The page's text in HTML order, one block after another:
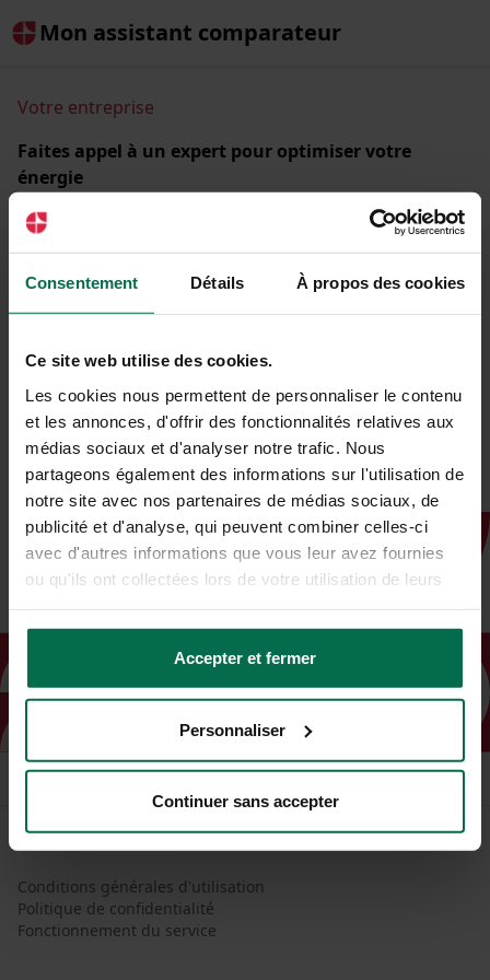
Consentement Détails À propos des cookies
Ce site web utilise des cookies.
Les cookies nous permettent de personnaliser le contenu
et les annonces, d'offrir des fonctionnalités relatives aux
médias sociaux et d'analyser notre trafic. Nous
partageons également des informations sur l'utilisation de
notre site avec nos partenaires de médias sociaux, de
publicité et d'analyse, qui peuvent combiner celles-ci
avec d'autres informations que vous leur avez fournies
ou qu'ils ont collectées lors de votre utilisation de leurs
Accepter et fermer
Personnaliser
Continuer sans accepter
Mon assistant comparateur
Votre entreprise
Faites appel à un expert pour optimiser votre
énergie
Comparez les offres d'énergie de + de 30 fournisseurs
partenaires et réduisez la facture de votre entreprise.
Raison sociale ou SIREN
C'est parti !
Conditions générales d'utilisation
Politique de confidentialité
Fonctionnement du service